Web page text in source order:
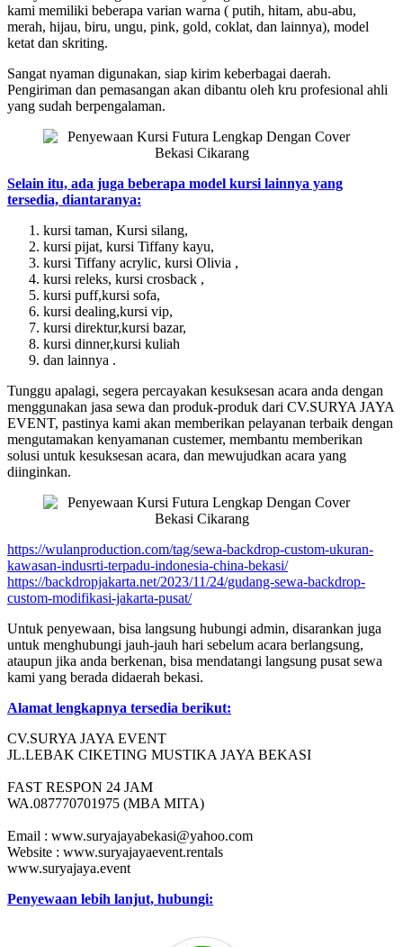
kami memiliki beberapa varian warna ( putih, hitam, abu-abu,
merah, hijau, biru, ungu, pink, gold, coklat, dan lainnya), model
ketat dan skriting.
Sangat nyaman digunakan, siap kirim keberbagai daerah.
Pengiriman dan pemasangan akan dibantu oleh kru profesional ahli
yang sudah berpengalaman.
Selain itu, ada juga beberapa model kursi lainnya yang
tersedia, diantaranya:
kursi taman, Kursi silang,
kursi pijat, kursi Tiffany kayu,
kursi Tiffany acrylic, kursi Olivia ,
kursi releks, kursi crosback ,
kursi puff,kursi sofa,
kursi dealing,kursi vip,
kursi direktur,kursi bazar,
kursi dinner,kursi kuliah
dan lainnya .
Tunggu apalagi, segera percayakan kesuksesan acara anda dengan
menggunakan jasa sewa dan produk-produk dari CV.SURYA JAYA
EVENT, pastinya kami akan memberikan pelayanan terbaik dengan
mengutamakan kenyamanan custemer, membantu memberikan
solusi untuk kesuksesan acara, dan mewujudkan acara yang
diinginkan.
https://wulanproduction.com/tag/sewa-backdrop-custom-ukuran-
kawasan-indusrti-terpadu-indonesia-china-bekasi/
https://backdropjakarta.net/2023/11/24/gudang-sewa-backdrop-
custom-modifikasi-jakarta-pusat/
Untuk penyewaan, bisa langsung hubungi admin, disarankan juga
untuk menghubungi jauh-jauh hari sebelum acara berlangsung,
ataupun jika anda berkenan, bisa mendatangi langsung pusat sewa
kami yang berada didaerah bekasi.
Alamat lengkapnya tersedia berikut:
CV.SURYA JAYA EVENT
JL.LEBAK CIKETING MUSTIKA JAYA BEKASI
FAST RESPON 24 JAM
WA.087770701975 (MBA MITA)
Email : www.suryajayabekasi@yahoo.com
Website : www.suryajayaevent.rentals
www.suryajaya.event
Penyewaan lebih lanjut, hubungi: